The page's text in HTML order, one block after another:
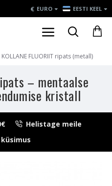
€ EURO EESTI KEEL
KOLLANE FLUORIIT ripats (metall)
– mentaalse
kristall
Helistage meile
küsimus